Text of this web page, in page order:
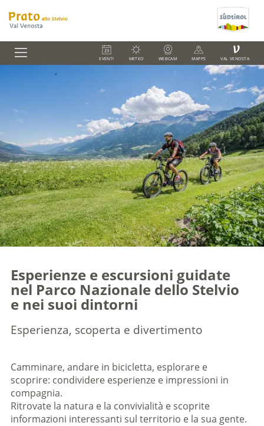
EVENTI METEO WEBCAM MAPPS
V
VAL VENOSTA
Esperienze e escursioni guidate
nel Parco Nazionale dello Stelvio
e nei suoi dintorni
Esperienza, scoperta e divertimento
Camminare, andare in bicicletta, esplorare e
scoprire: condividere esperienze e impressioni in
compagnia.
Ritrovate la natura e la convivialità e scoprite
informazioni interessanti sul territorio e la sua gente.